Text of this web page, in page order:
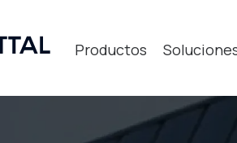
Productos
Qué